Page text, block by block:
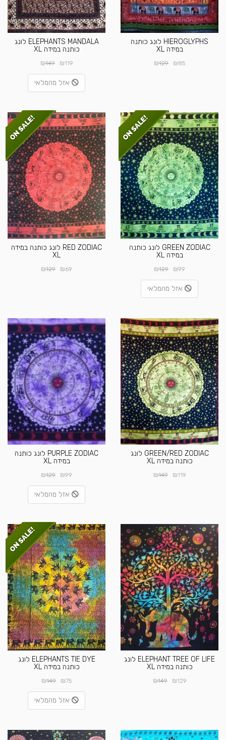
HIEROGLYPHS לונג כותנה
במידה XL
₪85
₪129
ELEPHANTS MANDALA לונג
כותנה במידה XL
₪119
₪149
אזל מהמלאי
GREEN ZODIAC לונג כותנה
במידה XL
₪99
₪129
אזל מהמלאי
RED ZODIAC לונג כותנה במידה
XL
₪69
₪129
GREEN/RED ZODIAC לונג
כותנה במידה XL
₪119
₪149
PURPLE ZODIAC לונג כותנה
במידה XL
₪99
₪129
אזל מהמלאי
ELEPHANT TREE OF LIFE לונג
כותנה במידה XL
₪129
₪149
ELEPHANTS TIE DYE לונג
כותנה במידה XL
₪75
₪149
אזל מהמלאי